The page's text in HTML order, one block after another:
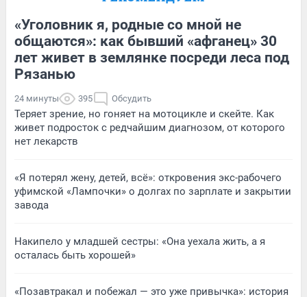
«Уголовник я, родные со мной не
общаются»: как бывший «афганец» 30
лет живет в землянке посреди леса под
Рязанью
24 минуты 395 Обсудить
Теряет зрение, но гоняет на мотоцикле и скейте. Как
живет подросток с редчайшим диагнозом, от которого
нет лекарств
«Я потерял жену, детей, всё»: откровения экс-рабочего
уфимской «Лампочки» о долгах по зарплате и закрытии
завода
Накипело у младшей сестры: «Она уехала жить, а я
осталась быть хорошей»
«Позавтракал и побежал — это уже привычка»: история